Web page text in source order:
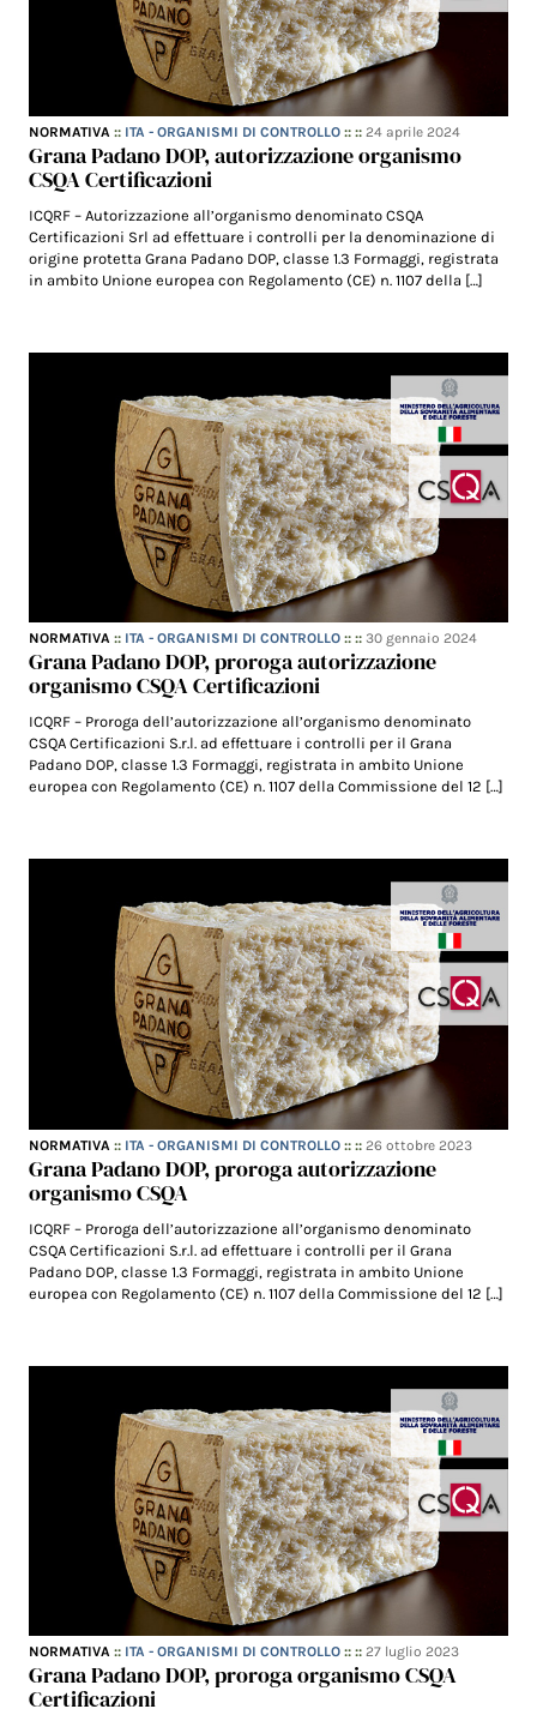
NORMATIVA :: ITA - ORGANISMI DI CONTROLLO :: ::24 aprile 2024
Grana Padano DOP, autorizzazione organismo
CSQA Certificazioni
ICQRF – Autorizzazione all’organismo denominato CSQA
Certificazioni Srl ad effettuare i controlli per la denominazione di
origine protetta Grana Padano DOP, classe 1.3 Formaggi, registrata
in ambito Unione europea con Regolamento (CE) n. 1107 della […]
NORMATIVA :: ITA - ORGANISMI DI CONTROLLO :: ::30 gennaio 2024
Grana Padano DOP, proroga autorizzazione
organismo CSQA Certificazioni
ICQRF – Proroga dell’autorizzazione all’organismo denominato
CSQA Certificazioni S.r.l. ad effettuare i controlli per il Grana
Padano DOP, classe 1.3 Formaggi, registrata in ambito Unione
europea con Regolamento (CE) n. 1107 della Commissione del 12 […]
NORMATIVA :: ITA - ORGANISMI DI CONTROLLO :: ::26 ottobre 2023
Grana Padano DOP, proroga autorizzazione
organismo CSQA
ICQRF – Proroga dell’autorizzazione all’organismo denominato
CSQA Certificazioni S.r.l. ad effettuare i controlli per il Grana
Padano DOP, classe 1.3 Formaggi, registrata in ambito Unione
europea con Regolamento (CE) n. 1107 della Commissione del 12 […]
NORMATIVA :: ITA - ORGANISMI DI CONTROLLO :: ::27 luglio 2023
Grana Padano DOP, proroga organismo CSQA
Certificazioni